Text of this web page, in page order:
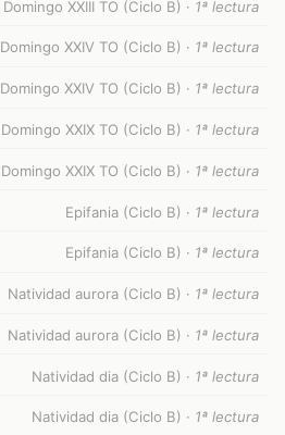
Domingo XXIII TO (Ciclo B) · 1ª lectura
Domingo XXIV TO (Ciclo B) · 1ª lectura
Domingo XXIV TO (Ciclo B) · 1ª lectura
Domingo XXIX TO (Ciclo B) · 1ª lectura
Domingo XXIX TO (Ciclo B) · 1ª lectura
Epifania (Ciclo B) · 1ª lectura
Epifania (Ciclo B) · 1ª lectura
Natividad aurora (Ciclo B) · 1ª lectura
Natividad aurora (Ciclo B) · 1ª lectura
Natividad dia (Ciclo B) · 1ª lectura
Natividad dia (Ciclo B) · 1ª lectura